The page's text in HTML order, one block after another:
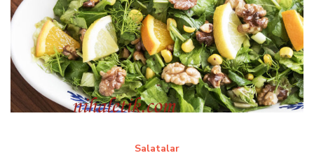
Salatalar